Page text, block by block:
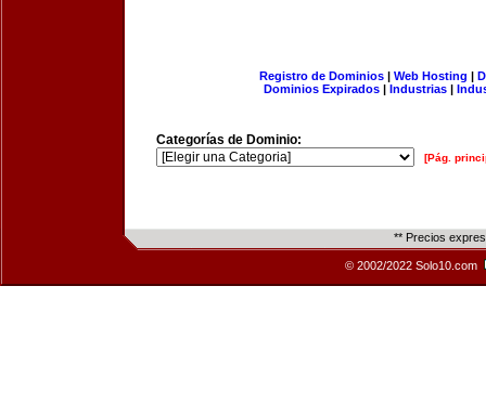
Registro de Dominios| Web Hosting |
Dominios Expirados | Industrias |
Categorías de Dominio:
[Pág.
** Precios
© 2002/2022 Solo10.com